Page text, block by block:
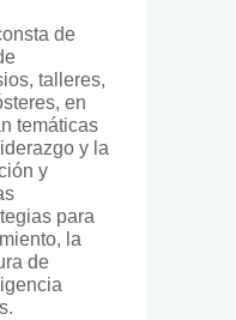
de
talleres,
en
temáticas
y la
y
para
la
de